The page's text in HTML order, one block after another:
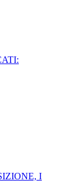
I